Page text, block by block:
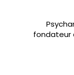
fondateur